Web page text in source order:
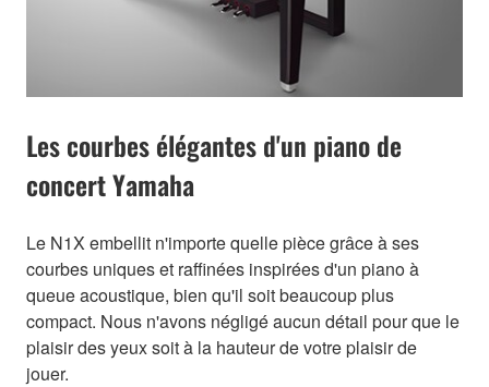
Les courbes élégantes d'un piano de
concert Yamaha
Le N1X embellit n'importe quelle pièce grâce à ses
courbes uniques et raffinées inspirées d'un piano à
queue acoustique, bien qu'il soit beaucoup plus
compact. Nous n'avons négligé aucun détail pour que le
plaisir des yeux soit à la hauteur de votre plaisir de
jouer.